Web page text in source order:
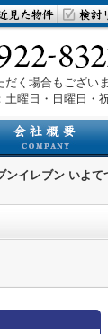
く場合もござい
土曜日・日曜日・
ンイレブン いよて